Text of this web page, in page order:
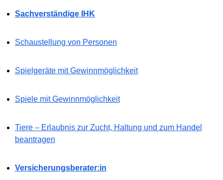
Sachverständige IHK
Schaustellung von Personen
Spielgeräte mit Gewinnmöglichkeit
Spiele mit Gewinnmöglichkeit
Tiere – Erlaubnis zur Zucht, Haltung und zum Handel
beantragen
Versicherungsberater:in